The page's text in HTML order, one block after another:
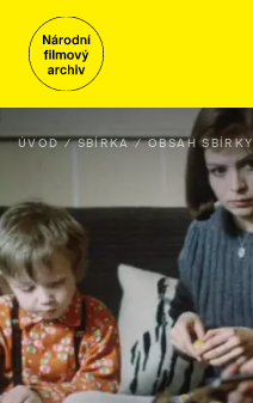
ÚVOD SBÍRKA OBSAH SBÍRKY